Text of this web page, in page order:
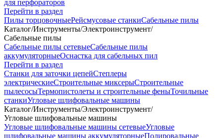
для перфораторов
Перейти в раздел
Пилы торцовочныеРейсмусовые станкиСабельные пилы
Каталог/Инструменты/Электроинструмент/
Сабельные пилы
Сабельные пилы сетевыеСабельные пилы
аккумуляторныеОснастка для сабельных пил
Перейти в раздел
Станки для заточки цепейСтеплеры
электрическиеСтроительные миксерыСтроительные
пылесосыТермопистолеты и строительные феныТочильные
станкиУгловые шлифовальные машины
Каталог/Инструменты/Электроинструмент/
Угловые шлифовальные машины
Угловые шлифовальные машины сетевыеУгловые
шлифовальные машины аккумуляторныеПолировальные